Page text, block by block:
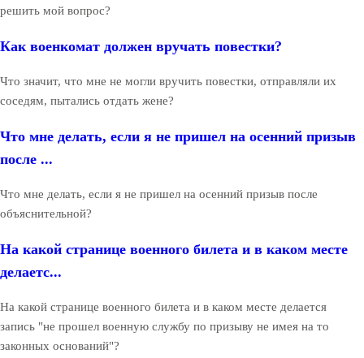
решить мой вопрос?
Как военкомат должен вручать повестки?
Что значит, что мне не могли вручить повестки, отправляли их
соседям, пытались отдать жене?
Что мне делать, если я не пришел на осенний призыв
после ...
Что мне делать, если я не пришел на осенний призыв после
объяснительной?
На какой странице военного билета и в каком месте
делаетс...
На какой странице военного билета и в каком месте делается
запись "не прошел военную службу по призыву не имея на то
законных оснований"?